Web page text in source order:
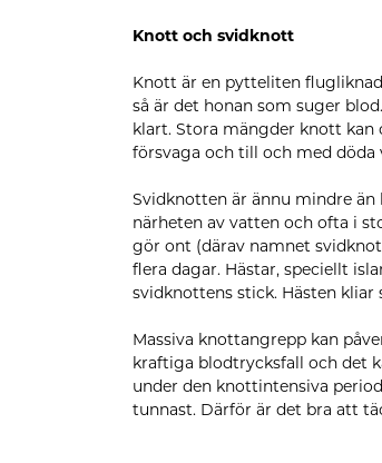
Knott och svidknott
Knott är en pytteliten
så är det honan som suger
klart. Stora mängder knott kan
försvaga och till och med döda
Svidknotten är ännu mindre
närheten av vatten och ofta i
gör ont (därav namnet
flera dagar. Hästar, speciellt
svidknottens stick. Hästen kliar
Massiva knottangrepp kan
kraftiga blodtrycksfall och det
under den knottintensiva
tunnast. Därför är det bra att